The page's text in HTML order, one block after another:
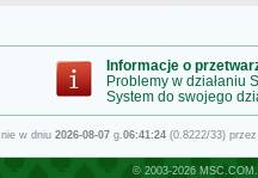
Informacje o
Problemy w działaniu
System do swojego
w dniu 2026-08-07g.06:41:24(0.8222/33)
© 2003-2026